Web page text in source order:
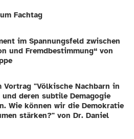
Fachtag
im Spannungsfeld zwischen
und Fremdbestimmung“ von
Vortrag "Völkische Nachbarn in
deren subtile Demagogie
Wie können wir die Demokratie
stärken?" von Dr. Daniel